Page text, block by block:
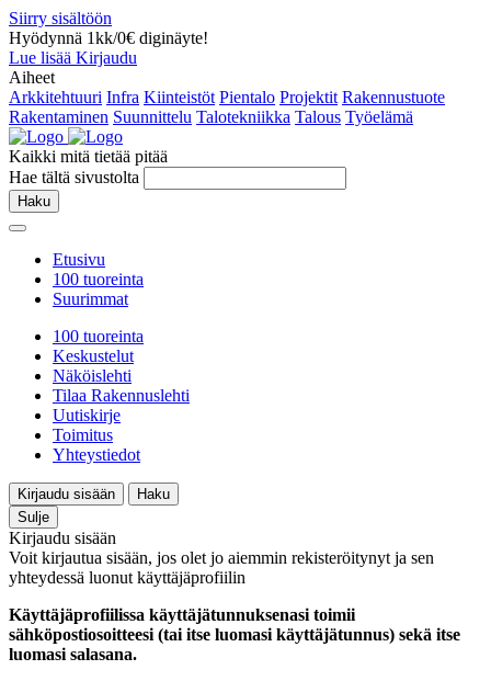
Siirry sisältöön
Hyödynnä 1kk/0€ diginäyte!
Lue lisää Kirjaudu
Aiheet
Arkkitehtuuri Infra Kiinteistöt Pientalo Projektit Rakennustuote
Rakentaminen Suunnittelu Talotekniikka Talous Työelämä
Kaikki mitä tietää pitää
Hae tältä sivustolta
Haku
Etusivu
100 tuoreinta
Suurimmat
100 tuoreinta
Keskustelut
Näköislehti
Tilaa Rakennuslehti
Uutiskirje
Toimitus
Yhteystiedot
Kirjaudu sisään
Haku
Sulje
Kirjaudu sisään
Voit kirjautua sisään, jos olet jo aiemmin rekisteröitynyt ja sen
yhteydessä luonut käyttäjäprofiilin
Käyttäjäprofiilissa käyttäjätunnuksenasi toimii
sähköpostiosoitteesi (tai itse luomasi käyttäjätunnus) sekä itse
luomasi salasana.